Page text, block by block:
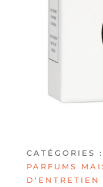
CATÉGORIES :
PARFUMS
D'ENTRETIEN